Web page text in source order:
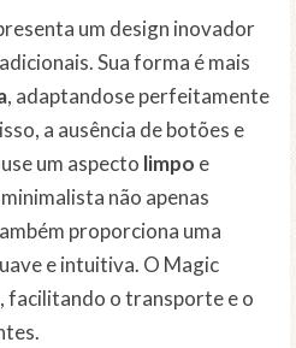
um design inovador
Sua forma é mais
, adaptandose perfeitamente
a ausência de botões e
um aspecto limpo e
não apenas
proporciona uma
e intuitiva. O Magic
facilitando o transporte e o